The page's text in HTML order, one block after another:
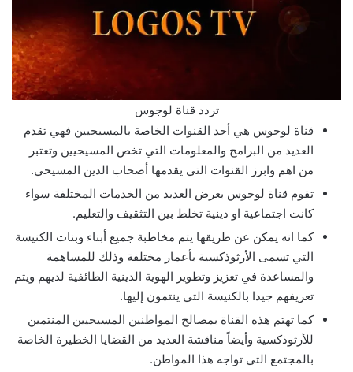
تردد قناة لوجوس
قناة لوجوس هي أحد القنوات الخاصة بالمسيحيين فهي تقدم
العديد من البرامج والمعلومات التي تخص المسيحيين وتعتبر
من اهم وابرز القنوات التي يقدمها أصحاب الدين المسيحي.
تقوم قناة لوجوس بعرض العديد من الخدمات المختلفة سواء
كانت اجتماعية او دينية تخلط بين التثقيف والتعليم.
كما انه يمكن عن طريقها يتم مخاطبة جميع أبناء وبنات الكنيسة
التي تسمى الأرثوذكسية بأعمار مختلفة وذلك للمساهمة
والمساعدة في تعزيز وتطوير الهوية الدينية الطائفية لديهم ويتم
تعريفهم جيدا بالكنيسة التي ينتمون إليها.
كما تهتم هذه القناة بمصالح المواطنين المسيحيين المنتمين
للأرثوذكسية وأيضاً مناقشة العديد من القضايا الخطيرة الخاصة
بالمجتمع التي تواجه هذا المواطن.